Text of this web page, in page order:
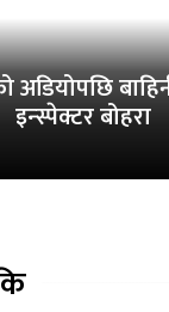
अडियोपछि
इन्स्पेक्टर बोहरा